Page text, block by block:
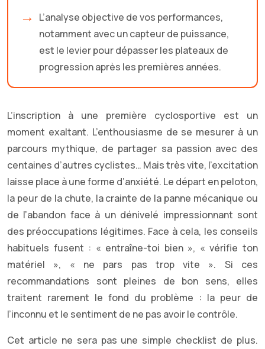
L’analyse objective de vos performances,
notamment avec un capteur de puissance,
est le levier pour dépasser les plateaux de
progression après les premières années.
L’inscription à une première cyclosportive est un
moment exaltant. L’enthousiasme de se mesurer à un
parcours mythique, de partager sa passion avec des
centaines d’autres cyclistes… Mais très vite, l’excitation
laisse place à une forme d’anxiété. Le départ en peloton,
la peur de la chute, la crainte de la panne mécanique ou
de l’abandon face à un dénivelé impressionnant sont
des préoccupations légitimes. Face à cela, les conseils
habituels fusent : « entraîne-toi bien », « vérifie ton
matériel », « ne pars pas trop vite ». Si ces
recommandations sont pleines de bon sens, elles
traitent rarement le fond du problème : la peur de
l’inconnu et le sentiment de ne pas avoir le contrôle.
Cet article ne sera pas une simple checklist de plus.